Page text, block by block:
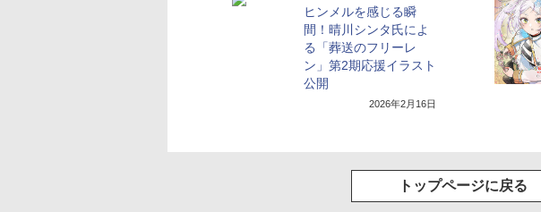
ヒンメルを感じる瞬
間！晴川シンタ氏によ
る「葬送のフリーレ
ン」第2期応援イラスト
公開
2026年2月16日
トップページに戻る